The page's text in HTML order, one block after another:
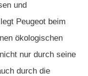
und
Peugeot beim
ökologischen
nur durch seine
durch die